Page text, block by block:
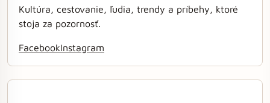
Kultúra, cestovanie, ľudia, trendy a príbehy, ktoré
stoja za pozornosť.
FacebookInstagram